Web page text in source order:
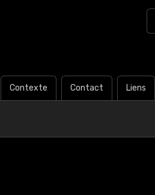
Contexte Contact Liens